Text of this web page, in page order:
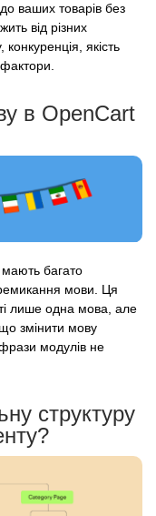
ваших товарів без
від різних
якість
в OpenCart
багато
мови. Ця
лише одна мова, але
змінити мову
модулів не
структуру